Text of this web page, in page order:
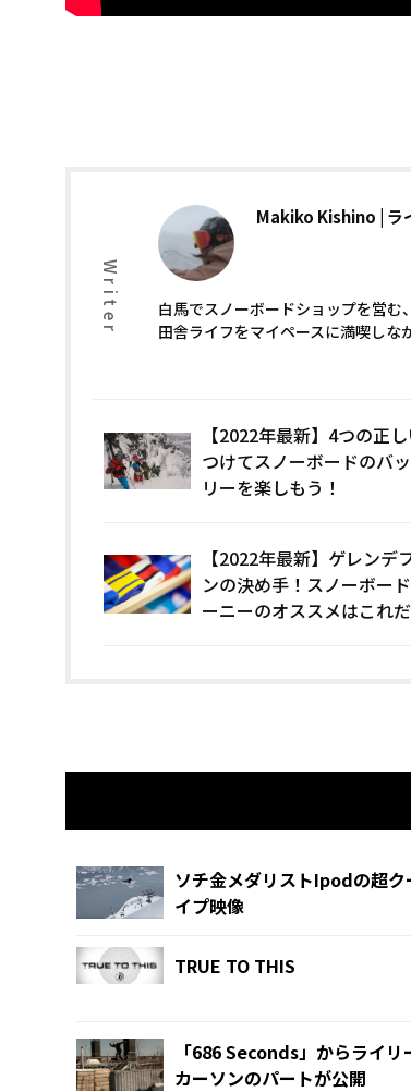
Writer
Makiko Kishino ラ
白馬でスノーボードショップを営む
田舎ライフをマイペースに満喫しな
【2022年最新】4つの正
つけてスノーボードのバ
リーを楽しもう！
【2022年最新】ゲレンデ
ンの決め手！スノーボー
ーニーのオススメはこれだ
ソチ金メダリストIpodの超ク
イプ映像
TRUE TO THIS
「686 Seconds」からライリ
カーソンのパートが公開